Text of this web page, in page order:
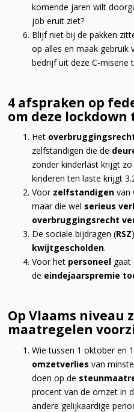
komende jaren wilt
job eruit ziet?
Blijf niet bij de pakken
op alles en maak gebruik
bedrijf uit deze C-miserie
4 afspraken op
om deze lockdown
Het
zelfstandigen die de
zonder kinderlast krijgt
kinderen ten laste krijgt
Voorzelfstandigen van
maar die wel serieus
overbruggingsrecht
De sociale bijdragen (RSZ
kwijtgescholden.
Voor het personeel gaat
de eindejaarspremie
Op Vlaams niveau
maatregelen
Wie tussen 1 oktober en
omzetverlies van
doen op de
procent van de omzet in
andere gelijkaardige